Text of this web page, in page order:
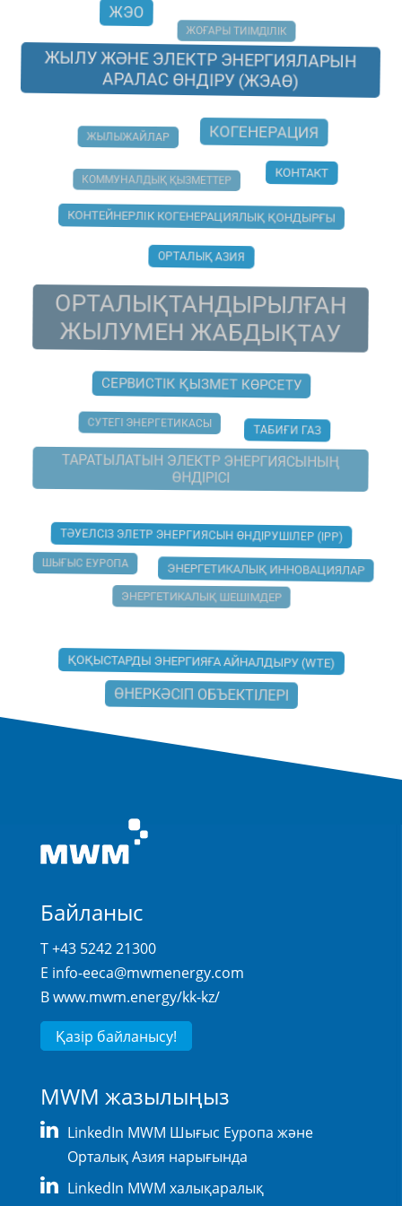
ЖЭО
ЖОҒАРЫ ТИІМДІЛІК
ЖЫЛУ ЖӘНЕ ЭЛЕКТР ЭНЕРГИЯЛАРЫН
АРАЛАС ӨНДІРУ (ЖЭАӨ)
ЖЫЛЫЖАЙЛАР КОГЕНЕРАЦИЯ
КОММУНАЛДЫҚ ҚЫЗМЕТТЕР КОНТАКТ
КОНТЕЙНЕРЛІК КОГЕНЕРАЦИЯЛЫҚ ҚОНДЫРҒЫ
ОРТАЛЫҚ АЗИЯ
ОРТАЛЫҚТАНДЫРЫЛҒАН
ЖЫЛУМЕН ЖАБДЫҚТАУ
СЕРВИСТІК ҚЫЗМЕТ КӨРСЕТУ
СУТЕГІ ЭНЕРГЕТИКАСЫ ТАБИҒИ ГАЗ
ТАРАТЫЛАТЫН ЭЛЕКТР ЭНЕРГИЯСЫНЫҢ
ӨНДІРІСІ
ТӘУЕЛСІЗ ЭЛЕТР ЭНЕРГИЯСЫН ӨНДІРУШІЛЕР (IPP)
ШЫҒЫС ЕУРОПА ЭНЕРГЕТИКАЛЫҚ ИННОВАЦИЯЛАР
ЭНЕРГЕТИКАЛЫҚ ШЕШІМДЕР
ҚОҚЫСТАРДЫ ЭНЕРГИЯҒА АЙНАЛДЫРУ (WTE)
ӨНЕРКӘСІП ОБЪЕКТІЛЕРІ
Байланыс
T +43 5242 21300
E info-eeca@mwmenergy.com
Вwww.mwm.energy/kk-kz/
Қазір байланысу!
MWM жазылыңыз
LinkedIn MWM Шығыс Еуропа және
Орталық Азия нарығында
LinkedIn MWM халықаралық